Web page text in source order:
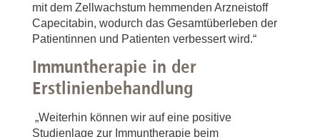
mit dem Zellwachstum hemmenden Arzneistoff
Capecitabin, wodurch das Gesamtüberleben der
Patientinnen und Patienten verbessert wird.“
Immuntherapie in der
Erstlinienbehandlung
„Weiterhin können wir auf eine positive
Studienlage zur Immuntherapie beim